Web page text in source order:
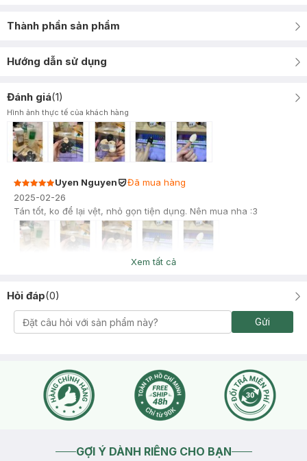
Thành phần sản phẩm
Hướng dẫn sử dụng
Đánh giá(1)
Hình ảnh thực tế của khách hàng
Uyen Nguyen
Đã mua hàng
2025-02-26
Tán tốt, ko để lại vệt, nhỏ gọn tiện dụng. Nên mua nha :3
Xem tất cả
Hỏi đáp(0)
Gửi
GỢI Ý DÀNH RIÊNG CHO BẠN